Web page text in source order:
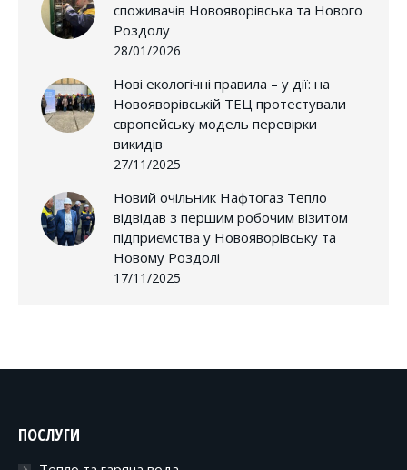
споживачів Новояворівська та Нового
Роздолу
28/01/2026
Нові екологічні правила – у дії: на
Новояворівській ТЕЦ протестували
європейську модель перевірки
викидів
27/11/2025
Новий очільник Нафтогаз Тепло
відвідав з першим робочим візитом
підприємства у Новояворівську та
Новому Роздолі
17/11/2025
ПОСЛУГИ